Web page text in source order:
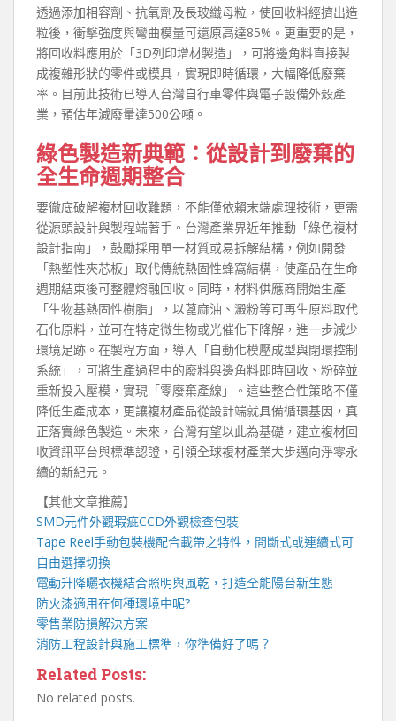
透過添加相容劑、抗氧劑及長玻纖母粒，使回收料經擠出造
粒後，衝擊強度與彎曲模量可還原高達85%。更重要的是，
將回收料應用於「3D列印增材製造」，可將邊角料直接製
成複雜形狀的零件或模具，實現即時循環，大幅降低廢棄
率。目前此技術已導入台灣自行車零件與電子設備外殼產
業，預估年減廢量達500公噸。
綠色製造新典範：從設計到廢棄的
全生命週期整合
要徹底破解複材回收難題，不能僅依賴末端處理技術，更需
從源頭設計與製程端著手。台灣產業界近年推動「綠色複材
設計指南」，鼓勵採用單一材質或易拆解結構，例如開發
「熱塑性夾芯板」取代傳統熱固性蜂窩結構，使產品在生命
週期結束後可整體熔融回收。同時，材料供應商開始生產
「生物基熱固性樹脂」，以蓖麻油、澱粉等可再生原料取代
石化原料，並可在特定微生物或光催化下降解，進一步減少
環境足跡。在製程方面，導入「自動化模壓成型與閉環控制
系統」，可將生產過程中的廢料與邊角料即時回收、粉碎並
重新投入壓模，實現「零廢棄產線」。這些整合性策略不僅
降低生產成本，更讓複材產品從設計端就具備循環基因，真
正落實綠色製造。未來，台灣有望以此為基礎，建立複材回
收資訊平台與標準認證，引領全球複材產業大步邁向淨零永
續的新紀元。
【其他文章推薦】
SMD元件外觀瑕疵CCD外觀檢查包裝
Tape Reel手動包裝機配合載帶之特性，間斷式或連續式可
自由選擇切換
電動升降曬衣機結合照明與風乾，打造全能陽台新生態
防火漆適用在何種環境中呢?
零售業防損解決方案
消防工程設計與施工標準，你準備好了嗎？
Related Posts:
No related posts.